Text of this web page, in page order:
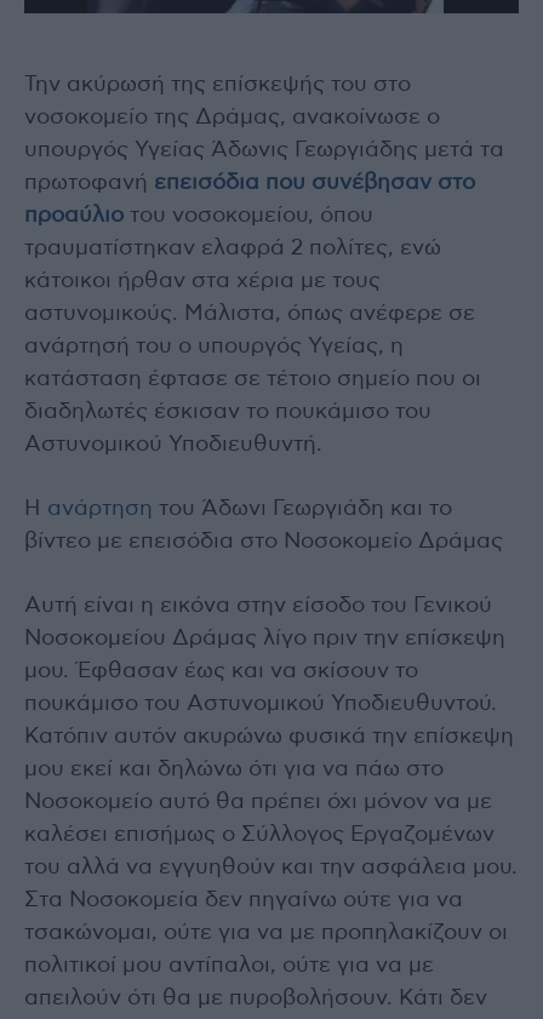
Την ακύρωσή της επίσκεψής του στο
νοσοκομείο της Δράμας, ανακοίνωσε ο
υπουργός Υγείας Άδωνις Γεωργιάδης μετά τα
πρωτοφανή επεισόδια που συνέβησαν στο
προαύλιο του νοσοκομείου, όπου
τραυματίστηκαν ελαφρά 2 πολίτες, ενώ
κάτοικοι ήρθαν στα χέρια με τους
αστυνομικούς. Μάλιστα, όπως ανέφερε σε
ανάρτησή του ο υπουργός Υγείας, η
κατάσταση έφτασε σε τέτοιο σημείο που οι
διαδηλωτές έσκισαν το πουκάμισο του
Αστυνομικού Υποδιευθυντή.
Η ανάρτηση του Άδωνι Γεωργιάδη και το
βίντεο με επεισόδια στο Νοσοκομείο Δράμας
Αυτή είναι η εικόνα στην είσοδο του Γενικού
Νοσοκομείου Δράμας λίγο πριν την επίσκεψη
μου. Έφθασαν έως και να σκίσουν το
πουκάμισο του Αστυνομικού Υποδιευθυντού.
Κατόπιν αυτόν ακυρώνω φυσικά την επίσκεψη
μου εκεί και δηλώνω ότι για να πάω στο
Νοσοκομείο αυτό θα πρέπει όχι μόνον να με
καλέσει επισήμως ο Σύλλογος Εργαζομένων
του αλλά να εγγυηθούν και την ασφάλεια μου.
Στα Νοσοκομεία δεν πηγαίνω ούτε για να
τσακώνομαι, ούτε για να με προπηλακίζουν οι
πολιτικοί μου αντίπαλοι, ούτε για να με
απειλούν ότι θα με πυροβολήσουν. Κάτι δεν